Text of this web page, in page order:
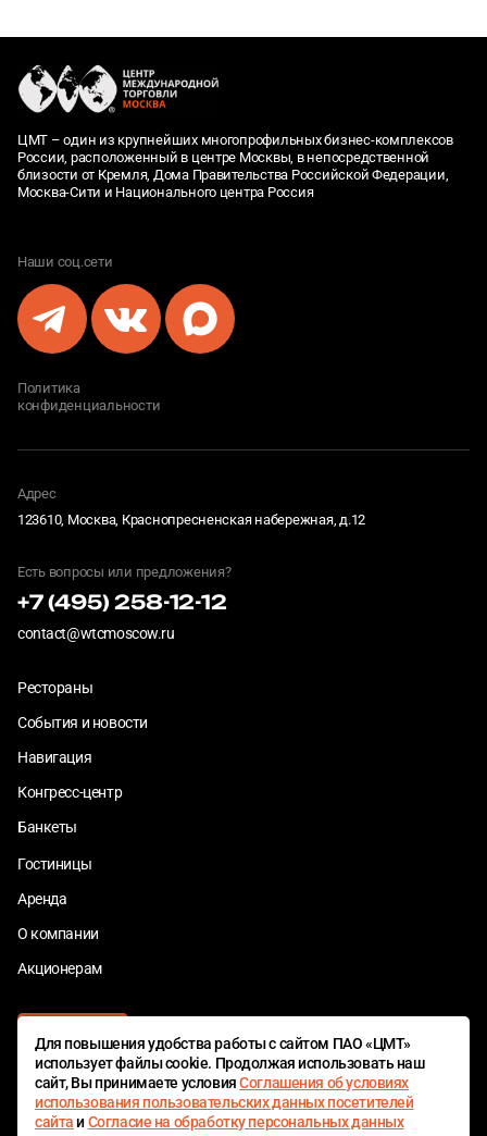
ЦМТ – один из крупнейших многопрофильных бизнес-комплексов
России, расположенный в центре Москвы, в непосредственной
близости от Кремля, Дома Правительства Российской Федерации,
Москва-Сити и Национального центра Россия
Наши соц.сети
Политика
конфиденциальности
Адрес
123610, Москва, Краснопресненская набережная, д.12
Есть вопросы или предложения?
+7 (495) 258-12-12
contact@wtcmoscow.ru
Рестораны
События и новости
Навигация
Конгресс-центр
Банкеты
Гостиницы
Аренда
О компании
Акционерам
ЦМТ БОНУС
Для повышения удобства работы с сайтом ПАО «ЦМТ»
использует файлы cookie. Продолжая использовать наш
сайт, Вы принимаете условияСоглашения об условиях
использования пользовательских данных посетителей
сайтаиСогласие на обработку персональных данных